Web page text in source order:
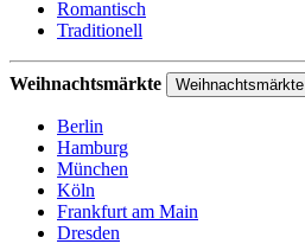
Romantisch
Traditionell
Weihnachtsmärkte Weihnachtsmärkte
Berlin
Hamburg
München
Köln
Frankfurt am Main
Dresden